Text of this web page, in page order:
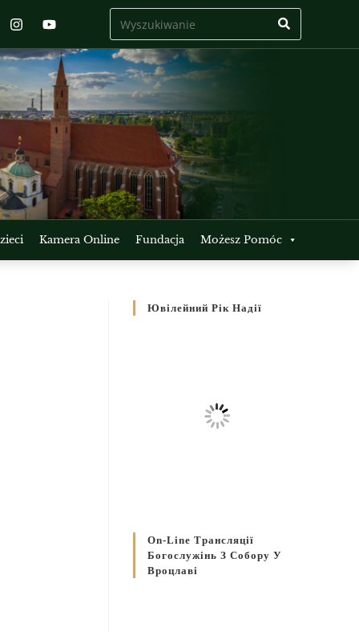
Kamera Online Fundacja Możesz Pomóc
Ювілейний Рік Надії
On-Line Трансляції
Богослужінь З Собору У
Вроцлаві